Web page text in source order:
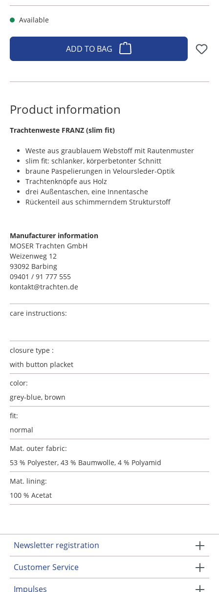
Available
ADD TO BAG
Product information
​Trachtenweste FRANZ (slim fit)
Weste aus graublauem Webstoff mit Rautenmuster
slim fit: schlanker, körperbetonter Schnitt
braune Paspelierungen in Veloursleder-Optik
Trachtenknöpfe aus Holz
drei Außentaschen, eine Innentasche
Rückenteil aus schimmerndem Strukturstoff
Manufacturer information
MOSER Trachten GmbH
Weizenweg 12
93092 Barbing
09401 / 91 777 555
kontakt@trachten.de
care instructions:
closure type :
with button placket
color:
grey-blue, brown
fit:
normal
Mat. outer fabric:
53 % Polyester, 43 % Baumwolle, 4 % Polyamid
Mat. lining:
100 % Acetat
Newsletter registration
Customer Service
Impulses